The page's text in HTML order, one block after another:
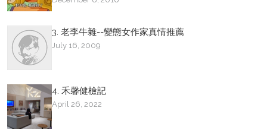
3. 老李牛雜--變態女作家真情推薦
July 16, 2009
4. 禾馨健檢記
April 26, 2022